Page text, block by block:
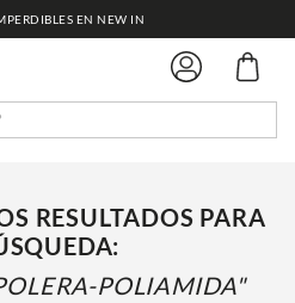
EN NEW IN
RESULTADOS PARA
POLIAMIDA